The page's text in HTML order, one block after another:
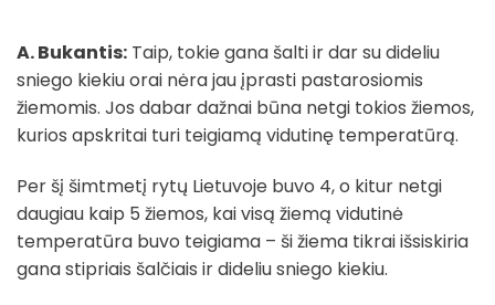
A. Bukantis: Taip, tokie gana šalti ir dar su dideliu
sniego kiekiu orai nėra jau įprasti pastarosiomis
žiemomis. Jos dabar dažnai būna netgi tokios žiemos,
kurios apskritai turi teigiamą vidutinę temperatūrą.
Per šį šimtmetį rytų Lietuvoje buvo 4, o kitur netgi
daugiau kaip 5 žiemos, kai visą žiemą vidutinė
temperatūra buvo teigiama – ši žiema tikrai išsiskiria
gana stipriais šalčiais ir dideliu sniego kiekiu.